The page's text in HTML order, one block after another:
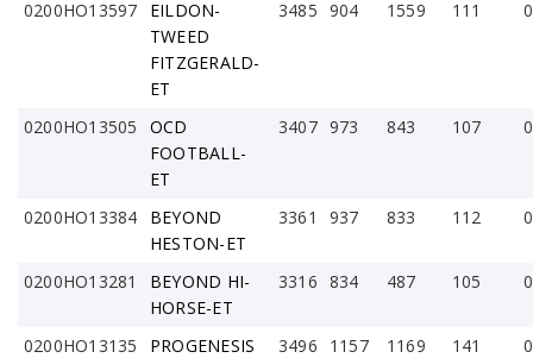
0200HO13597
EILDON-
TWEED
FITZGERALD-
ET
3485 904 1559 111
0200HO13505
OCD
FOOTBALL-
ET
3407 973 843 107
0200HO13384
BEYOND
HESTON-ET
3361 937 833 112
0200HO13281
BEYOND HI-
HORSE-ET
3316 834 487 105
0200HO13135
PROGENESIS
3496 1157 1169 141